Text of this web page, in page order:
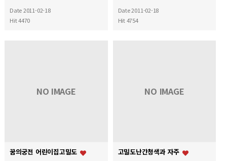
Date 2011-02-18
Hit 4470
Date 2011-02-18
Hit 4754
NO IMAGE
꿈의궁전 어린이집고밀도
NO IMAGE
고밀도난간청색과 자주